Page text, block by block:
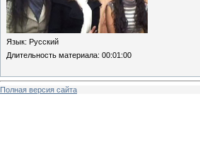
Язык: Русский
Длительность материала: 00:01:00
Полная версия сайта